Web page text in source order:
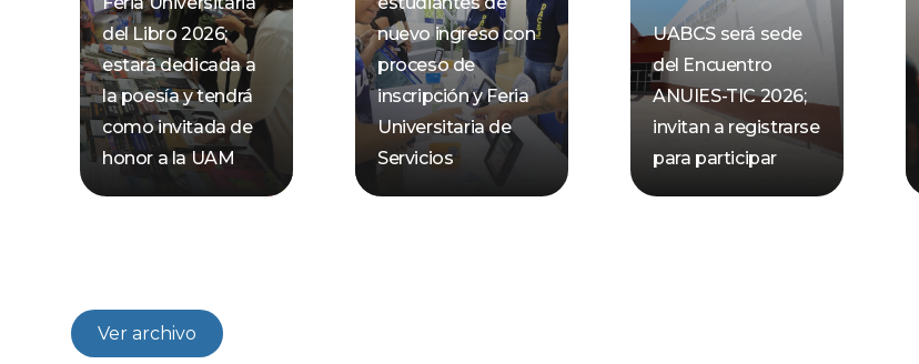
del Libro 2026;
estará dedicada a
la poesía y tendrá
como invitada de
honor a la UAM
nuevo ingreso con
proceso de
inscripción y Feria
Universitaria de
Servicios
UABCS será sede
del Encuentro
ANUIES-TIC 2026;
invitan a registrarse
para participar
Ver archivo